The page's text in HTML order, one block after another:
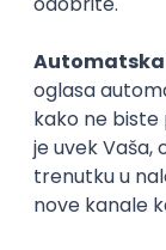
Slična
Lazar